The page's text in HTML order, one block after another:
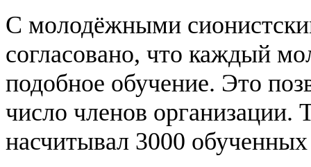
С молодёжными
согласовано, что каждый
подобное обучение. Это
число членов организации.
насчитывал 3000